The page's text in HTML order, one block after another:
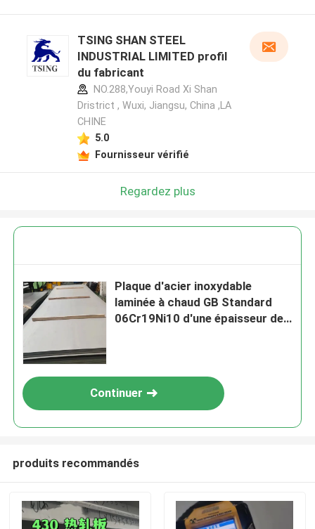
TSING SHAN STEEL
INDUSTRIAL LIMITED profil
du fabricant
NO.288,Youyi Road Xi Shan
Dristrict , Wuxi, Jiangsu, China ,LA
CHINE
5.0
Fournisseur vérifié
Regardez plus
Plaque d'acier inoxydable
laminée à chaud GB Standard
06Cr19Ni10 d'une épaisseur de
Continuer
produits recommandés